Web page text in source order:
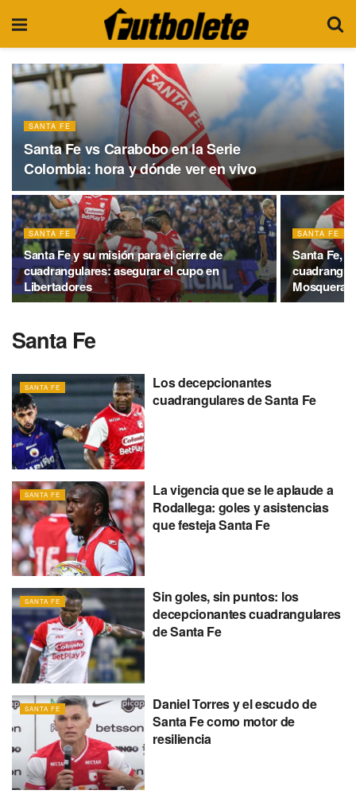
SANTA FE
Santa Fe vs Carabobo en la Serie
Colombia: hora y dónde ver en vivo
SANTA FE
Santa Fe y su misión para el cierre de
cuadrangulares: asegurar el cupo en
Libertadores
SANTA FE
Santa Fe,
Mosquera
Santa Fe
SANTA FE
Los decepcionantes
cuadrangulares de Santa Fe
SANTA FE
La vigencia que se le aplaude a
Rodallega: goles y asistencias
que festeja Santa Fe
SANTA FE
Sin goles, sin puntos: los
decepcionantes cuadrangulares
de Santa Fe
SANTA FE
Daniel Torres y el escudo de
Santa Fe como motor de
resiliencia